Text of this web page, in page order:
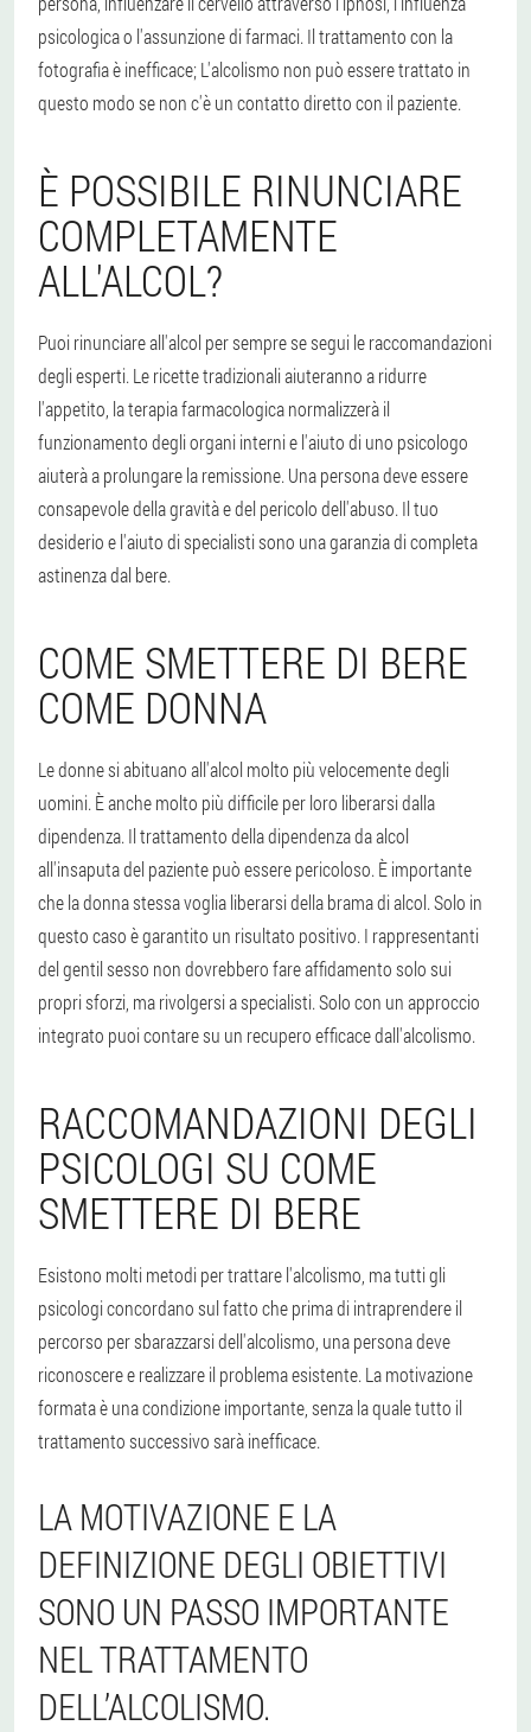
psicologica o l'assunzione di farmaci. Il trattamento con la
fotografia è inefficace; L'alcolismo non può essere trattato in
questo modo se non c'è un contatto diretto con il paziente.
È POSSIBILE RINUNCIARE
COMPLETAMENTE
ALL'ALCOL?
Puoi rinunciare all'alcol per sempre se segui le raccomandazioni
degli esperti. Le ricette tradizionali aiuteranno a ridurre
l'appetito, la terapia farmacologica normalizzerà il
funzionamento degli organi interni e l'aiuto di uno psicologo
aiuterà a prolungare la remissione. Una persona deve essere
consapevole della gravità e del pericolo dell'abuso. Il tuo
desiderio e l'aiuto di specialisti sono una garanzia di completa
astinenza dal bere.
COME SMETTERE DI BERE
COME DONNA
Le donne si abituano all'alcol molto più velocemente degli
uomini. È anche molto più difficile per loro liberarsi dalla
dipendenza. Il trattamento della dipendenza da alcol
all'insaputa del paziente può essere pericoloso. È importante
che la donna stessa voglia liberarsi della brama di alcol. Solo in
questo caso è garantito un risultato positivo. I rappresentanti
del gentil sesso non dovrebbero fare affidamento solo sui
propri sforzi, ma rivolgersi a specialisti. Solo con un approccio
integrato puoi contare su un recupero efficace dall'alcolismo.
RACCOMANDAZIONI DEGLI
PSICOLOGI SU COME
SMETTERE DI BERE
Esistono molti metodi per trattare l'alcolismo, ma tutti gli
psicologi concordano sul fatto che prima di intraprendere il
percorso per sbarazzarsi dell'alcolismo, una persona deve
riconoscere e realizzare il problema esistente. La motivazione
formata è una condizione importante, senza la quale tutto il
trattamento successivo sarà inefficace.
LA MOTIVAZIONE E LA
DEFINIZIONE DEGLI OBIETTIVI
SONO UN PASSO IMPORTANTE
NEL TRATTAMENTO
DELL’ALCOLISMO.